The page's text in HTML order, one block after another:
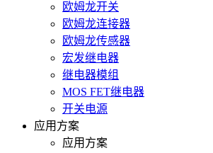
欧姆龙开关
欧姆龙连接器
欧姆龙传感器
宏发继电器
继电器模组
MOS FET继电器
开关电源
应用方案
应用方案